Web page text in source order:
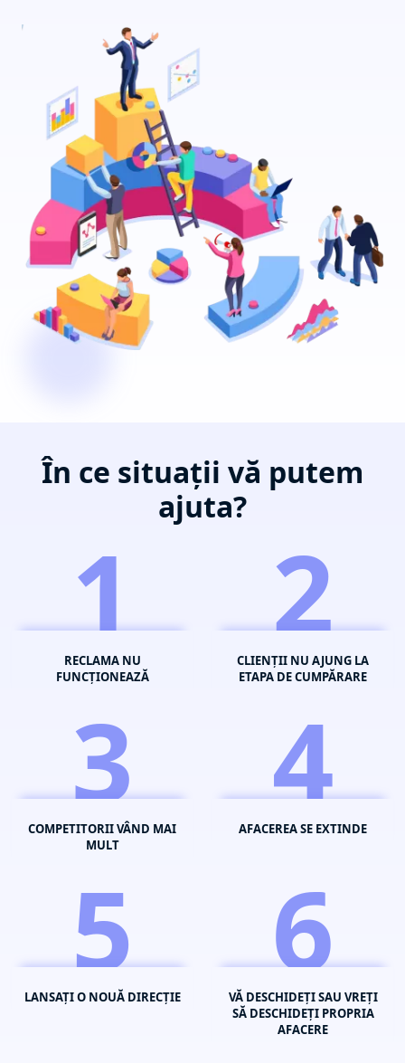
În ce situații vă putem
ajuta?
1
RECLAMA NU
FUNCȚIONEAZĂ
2
CLIENȚII NU AJUNG LA
ETAPA DE CUMPĂRARE
3
COMPETITORII VÂND MAI
MULT
4
AFACEREA SE EXTINDE
5
LANSAȚI O NOUĂ DIRECȚIE 6
VĂ DESCHIDEȚI SAU VREȚI
SĂ DESCHIDEȚI PROPRIA
AFACERE